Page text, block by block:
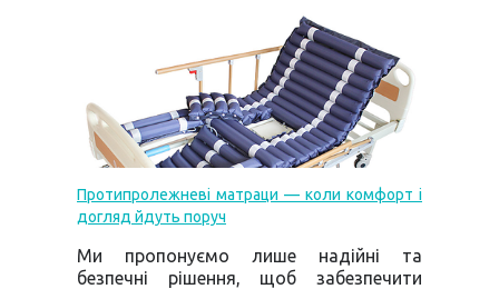
Протипролежневі матраци — коли комфорт і
догляд йдуть поруч
Ми пропонуємо лише надійні та
безпечні рішення, щоб забезпечити